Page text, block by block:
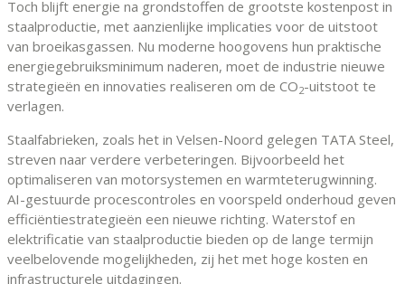
Toch blijft energie na grondstoffen de grootste kostenpost in
staalproductie, met aanzienlijke implicaties voor de uitstoot
van broeikasgassen. Nu moderne hoogovens hun praktische
energiegebruiksminimum naderen, moet de industrie nieuwe
strategieën en innovaties realiseren om de CO2-uitstoot te
verlagen.
Staalfabrieken, zoals het in Velsen-Noord gelegen TATA Steel,
streven naar verdere verbeteringen. Bijvoorbeeld het
optimaliseren van motorsystemen en warmteterugwinning.
AI-gestuurde procescontroles en voorspeld onderhoud geven
efficiëntiestrategieën een nieuwe richting. Waterstof en
elektrificatie van staalproductie bieden op de lange termijn
veelbelovende mogelijkheden, zij het met hoge kosten en
infrastructurele uitdagingen.